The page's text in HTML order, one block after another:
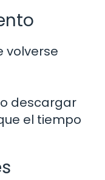
volverse
descargar
el tiempo